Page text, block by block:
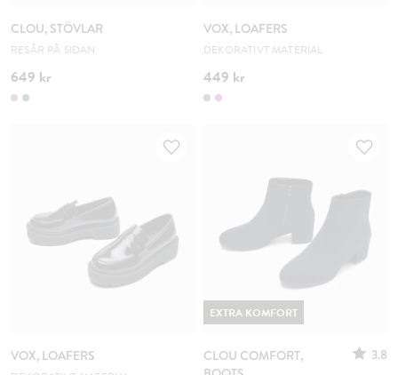
CLOU, STÖVLAR
RESÅR PÅ SIDAN
649 kr
VOX, LOAFERS
DEKORATIVT MATERIAL
449 kr
VOX, LOAFERS
CLOU COMFORT,
3.8
EXTRA KOMFORT